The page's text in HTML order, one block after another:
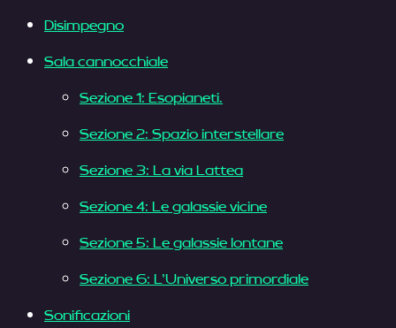
Disimpegno
Sala cannocchiale
Sezione 1: Esopianeti.
Sezione 2: Spazio interstellare
Sezione 3: La via Lattea
Sezione 4: Le galassie vicine
Sezione 5: Le galassie lontane
Sezione 6: L’Universo primordiale
Sonificazioni